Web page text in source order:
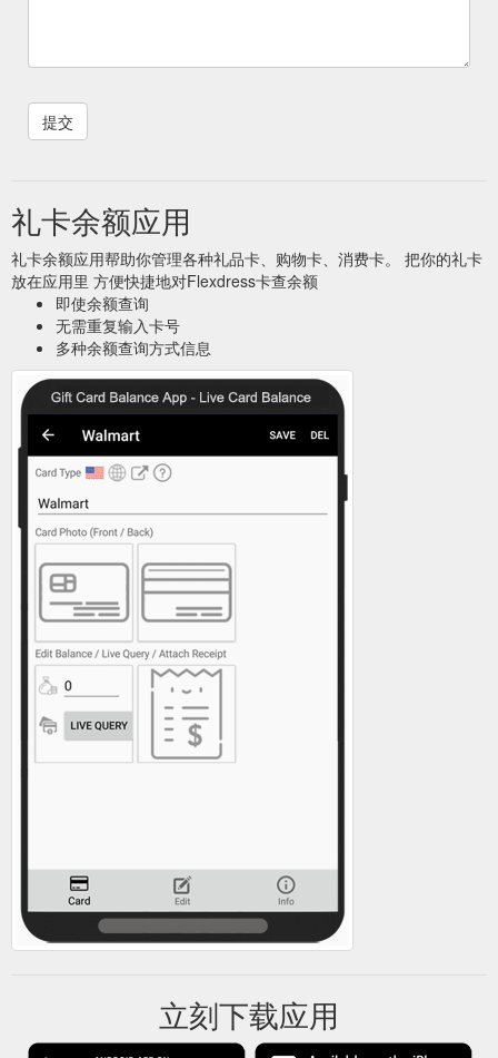
礼卡余额应用
礼卡余额应用帮助你管理各种礼品卡、购物卡、消费卡。 把你的礼卡
放在应用里 方便快捷地对Flexdress卡查余额
即使余额查询
无需重复输入卡号
多种余额查询方式信息
立刻下载应用